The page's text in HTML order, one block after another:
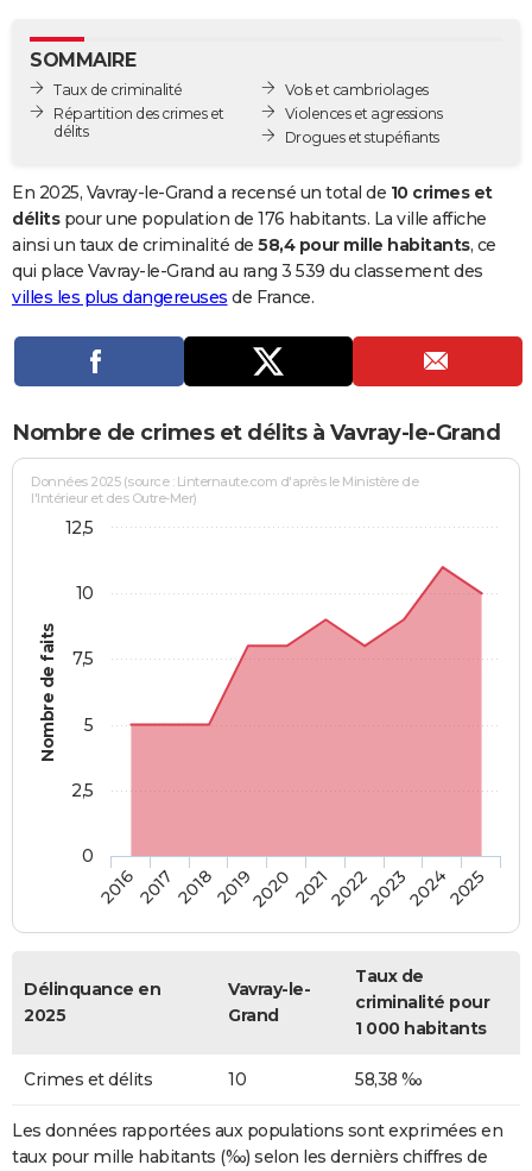
GUIDES D'ACHAT
BONS PLANS
Carte de Noël
Carte Bonne année
Carte Saint-Valentin
Carte Pâques
Carte d'anniversaire
DICTIONNAIRE
Dictionnaire
Biographies
Citations
Expressions
Proverbes
PROGRAMME TV
Se connecter
Entreprises
Service militaire
Avis de recherche
AVIS DE DÉCÈS
Bricolage
Lifestyle
Culture
Sport
Auto
Television
Voyage
Cinema
SOMMAIRE
Taux de criminalité
Répartition des crimes et
délits
Vols et cambriolages
Violences et agressions
Drogues et stupéfiants
En 2025, Vavray-le-Grand a recensé un total de 10 crimes et
délitspour une population de 176 habitants. La ville affiche
ainsi un taux de criminalité de 58,4 pour mille habitants, ce
qui place Vavray-le-Grand au rang 3 539 du classement des
villes les plus dangereuses de France.
Nombre de crimes et délits à Vavray-le-Grand
Nombre de faits
Données 2025 (source : Linternaute.com d'après le Ministère de
l'Intérieur et des Outre-Mer)
2016201720182019202020212022202320242025
0
2,5
5
7,5
10
12,5
Délinquance en
2025
Vavray-le-
Grand
Taux de
criminalité pour
1 000 habitants
Crimes et délits 10 58,38 ‰
Les données rapportées aux populations sont exprimées en
taux pour mille habitants (‰) selon les dernièrs chiffres de